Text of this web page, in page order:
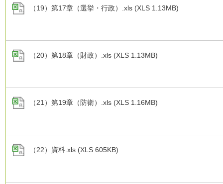
（19）第17章（選挙・行政）.xls (XLS 1.13MB)
（20）第18章（財政）.xls (XLS 1.13MB)
（21）第19章（防衛）.xls (XLS 1.16MB)
（22）資料.xls (XLS 605KB)